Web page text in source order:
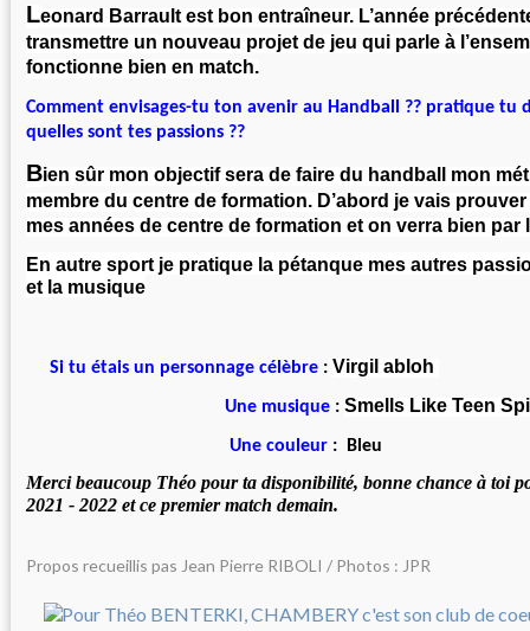
Leonard Barrault est bon entraîneur. L’année
transmettre un nouveau projet de jeu qui parle à
fonctionne bien en match.
Comment envisages-tu ton avenir au Handball ?? pratique tu
quelles sont tes passions ??
Bien sûr mon objectif sera de faire du handball mon
membre du centre de formation. D’abord je vais
mes années de centre de formation et on verra bien par
En autre sport je pratique la pétanque mes autres
et la musique
Si tu étais un personnage célèbre : Virgil abloh
Une musique : Smells Like Teen
Une couleur : Bleu
Merci beaucoup Théo pour ta disponibilité, bonne chance à toi
2021 - 2022 et ce premier match demain.
Propos recueillis pas Jean Pierre RIBOLI / Photos : JPR